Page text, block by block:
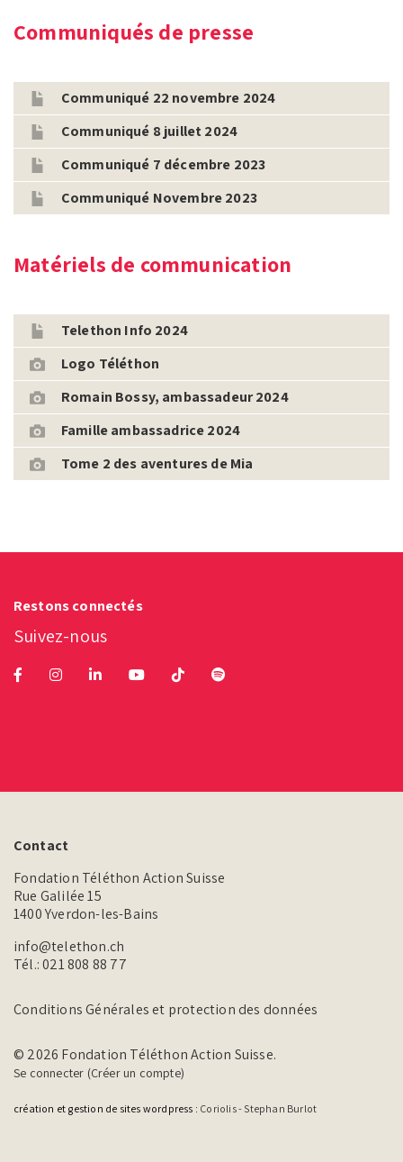
Communiqués de presse
Communiqué 22 novembre 2024
Communiqué 8 juillet 2024
Communiqué 7 décembre 2023
Communiqué Novembre 2023
Matériels de communication
Telethon Info 2024
Logo Téléthon
Romain Bossy, ambassadeur 2024
Famille ambassadrice 2024
Tome 2 des aventures de Mia
Restons connectés
Suivez-nous
Contact
Fondation Téléthon Action Suisse
Rue Galilée 15
1400 Yverdon-les-Bains
info@telethon.ch
Tél.:021 808 88 77
Conditions Générales et protection des données
© 2026 Fondation Téléthon Action Suisse.
Se connecter (Créer un compte)
création et gestion de sites wordpress : Coriolis - Stephan Burlot